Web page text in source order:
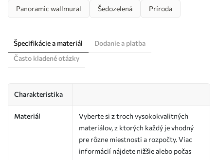
Panoramic wallmural Šedozelená Príroda
Špecifikácie a materiál
Dodanie a platba
Často kladené otázky
Charakteristika
Materiál
Vyberte si z troch vysokokvalitných
materiálov, z ktorých každý je vhodný
pre rôzne miestnosti a rozpočty. Viac
informácií nájdete nižšie alebo počas